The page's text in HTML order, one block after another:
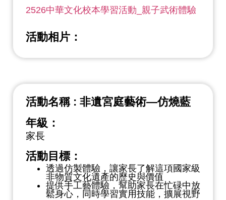
2526中華文化校本學習活動_親子武術體驗
活動相片：
活動名稱 : 非遺宮庭藝術—仿燒藍
年級：
家長
活動目標：
透過仿製體驗，讓家長了解這項國家級
非物質文化遺產的歷史與價值
提供手工藝體驗，幫助家長在忙碌中放
鬆身心，同時學習實用技能，擴展視野